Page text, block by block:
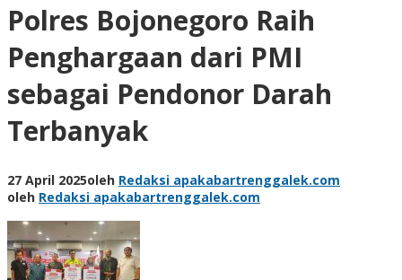
Polres Bojonegoro Raih
Penghargaan dari PMI
sebagai Pendonor Darah
Terbanyak
27 April 2025oleh Redaksi apakabartrenggalek.com
oleh Redaksi apakabartrenggalek.com